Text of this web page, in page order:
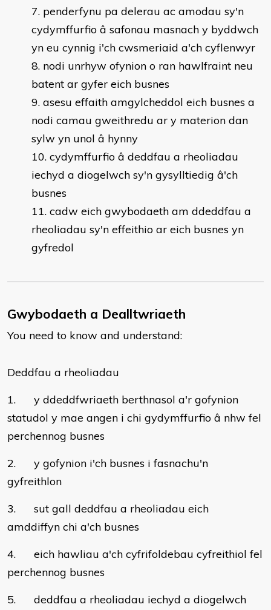
penderfynu pa delerau ac amodau sy'n
cydymffurfio â safonau masnach y byddwch
yn eu cynnig i'ch cwsmeriaid a'ch cyflenwyr
nodi unrhyw ofynion o ran hawlfraint neu
batent ar gyfer eich busnes
asesu effaith amgylcheddol eich busnes a
nodi camau gweithredu ar y materion dan
sylw yn unol â hynny
cydymffurfio â deddfau a rheoliadau
iechyd a diogelwch sy'n gysylltiedig â'ch
busnes
cadw eich gwybodaeth am ddeddfau a
rheoliadau sy'n effeithio ar eich busnes yn
gyfredol
Gwybodaeth a Dealltwriaeth
You need to know and understand:
Deddfau a rheoliadau
1. y ddeddfwriaeth berthnasol a'r gofynion
statudol y mae angen i chi gydymffurfio â nhw fel
perchennog busnes
2. y gofynion i'ch busnes i fasnachu'n
gyfreithlon
3. sut gall deddfau a rheoliadau eich
amddiffyn chi a'ch busnes
4. eich hawliau a'ch cyfrifoldebau cyfreithiol fel
perchennog busnes
5. deddfau a rheoliadau iechyd a diogelwch